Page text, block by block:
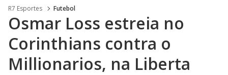
R7 Esportes Futebol
Osmar Loss estreia no
Corinthians contra o
Millionarios, na Liberta